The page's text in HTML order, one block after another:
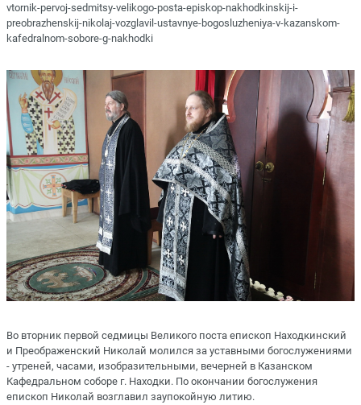
vtornik-pervoj-sedmitsy-velikogo-posta-episkop-nakhodkinskij-i-
preobrazhenskij-nikolaj-vozglavil-ustavnye-bogosluzheniya-v-kazanskom-
kafedralnom-sobore-g-nakhodki
Во вторник первой седмицы Великого поста епископ Находкинский
и Преображенский Николай молился за уставными богослужениями
- утреней, часами, изобразительными, вечерней в Казанском
Кафедральном соборе г. Находки. По окончании богослужения
епископ Николай возглавил заупокойную литию.